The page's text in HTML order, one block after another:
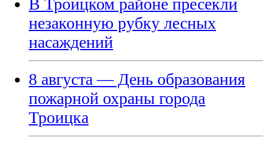
В Троицком районе пресекли
незаконную рубку лесных
насаждений
8 августа — День образования
пожарной охраны города
Троицка